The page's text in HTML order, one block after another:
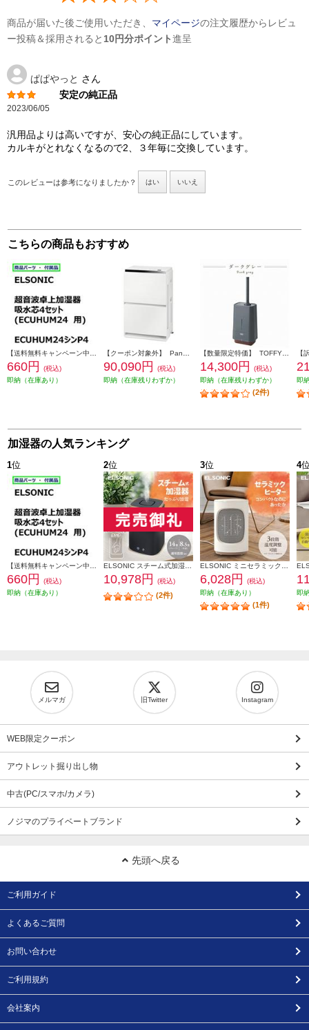
商品が届いた後ご使用いただき、 マイページの注文履歴からレビュ
ー投稿＆採用されると 10円分ポイント進呈
ぱぱやっと さん
安定の純正品
2023/06/05
汎用品よりは高いですが、安心の純正品にしています。
カルキがとれなくなるので2、３年毎に交換しています。
このレビューは参考になりましたか？ はい いいえ
こちらの商品もおすすめ
660円
(税込)
即納（在庫あり）
90,090円
(税込)
即納（在庫残りわずか）
14,300円
(税込)
即納（在庫残りわずか）
(2件)
即
加湿器の人気ランキング
1位
660円
(税込)
即納（在庫あり）
2位
10,978円 (税込)
(2件)
3位
6,028円
(税込)
即納（在庫あり）
(1件)
4
即
メルマガ 旧Twitter Instagram
WEB限定クーポン
アウトレット掘り出し物
中古(PC/スマホ/カメラ)
ノジマのプライベートブランド
先頭へ戻る
ご利用ガイド
よくあるご質問
お問い合わせ
ご利用規約
会社案内